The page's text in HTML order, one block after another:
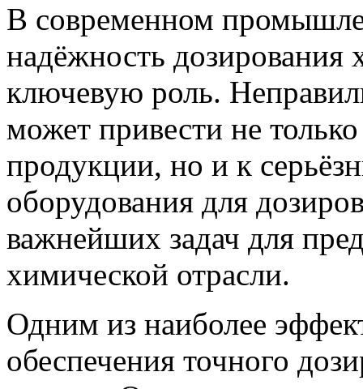
В современном
надёжность дозирования
ключевую роль.
может привести не
продукции, но и к
оборудования для
важнейших задач для
химической отрасли.
Одним из наиболее
обеспечения точного